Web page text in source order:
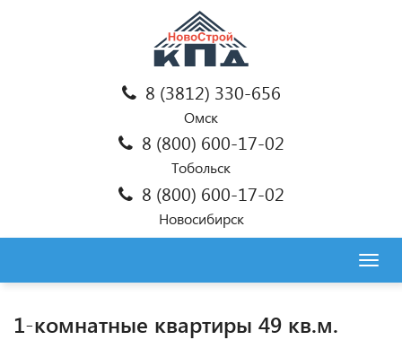
8 (3812) 330-656
Омск
8 (800) 600-17-02
Тобольск
8 (800) 600-17-02
Новосибирск
1-комнатные квартиры 49 кв.м.